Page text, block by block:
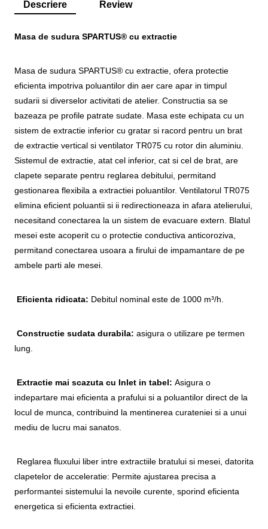
Descriere Review
Masa de sudura SPARTUS® cu extractie
Masa de sudura SPARTUS® cu extractie, ofera protectie
eficienta impotriva poluantilor din aer care apar in timpul
sudarii si diverselor activitati de atelier. Constructia sa se
bazeaza pe profile patrate sudate. Masa este echipata cu un
sistem de extractie inferior cu gratar si racord pentru un brat
de extractie vertical si ventilator TR075 cu rotor din aluminiu.
Sistemul de extractie, atat cel inferior, cat si cel de brat, are
clapete separate pentru reglarea debitului, permitand
gestionarea flexibila a extractiei poluantilor. Ventilatorul TR075
elimina eficient poluantii si ii redirectioneaza in afara atelierului,
necesitand conectarea la un sistem de evacuare extern. Blatul
mesei este acoperit cu o protectie conductiva anticoroziva,
permitand conectarea usoara a firului de impamantare de pe
ambele parti ale mesei.
Eficienta ridicata: Debitul nominal este de 1000 m³/h.
Constructie sudata durabila: asigura o utilizare pe termen
lung.
Extractie mai scazuta cu Inlet in tabel: Asigura o
indepartare mai eficienta a prafului si a poluantilor direct de la
locul de munca, contribuind la mentinerea curateniei si a unui
mediu de lucru mai sanatos.
Reglarea fluxului liber intre extractiile bratului si mesei, datorita
clapetelor de acceleratie: Permite ajustarea precisa a
performantei sistemului la nevoile curente, sporind eficienta
energetica si eficienta extractiei.